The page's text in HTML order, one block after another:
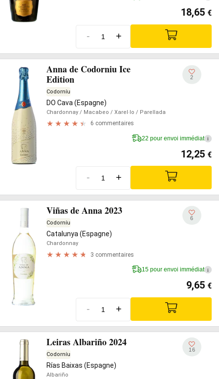
18,65 €
- +
Anna de Codorniu Ice
Edition
Codorníu
DO Cava (Espagne)
Chardonnay / Macabeo / Xarel·lo / Parellada
6 commentaires
2
22 pour envoi immédiat i
12,25 €
- +
Viñas de Anna 2023
Codorníu
Catalunya (Espagne)
Chardonnay
3 commentaires
6
15 pour envoi immédiat i
9,65 €
- +
Leiras Albariño 2024
Codorníu
Rías Baixas (Espagne)
Albariño
16